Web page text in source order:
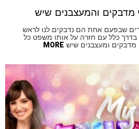
שבפעם אחת הם נדבקים לנו לראש
בדרך כלל עם חזרה על אותו משפט כל
MORE